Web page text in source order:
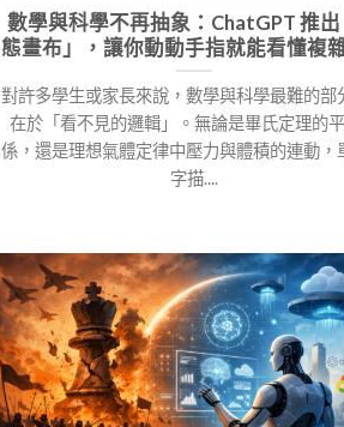
數學與科學不再抽象：ChatGPT 推
態畫布」，讓你動動手指就能看懂複
對許多學生或家長來說，數學與科學最難的部
在於「看不見的邏輯」。無論是畢氏定理的
係，還是理想氣體定律中壓力與體積的連動，
字描....